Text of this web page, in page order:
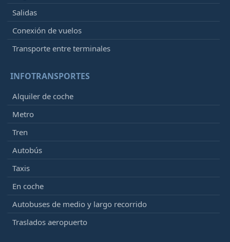
Salidas
Conexión de vuelos
Transporte entre terminales
INFOTRANSPORTES
Alquiler de coche
Metro
Tren
Autobús
Taxis
En coche
Autobuses de medio y largo recorrido
Traslados aeropuerto